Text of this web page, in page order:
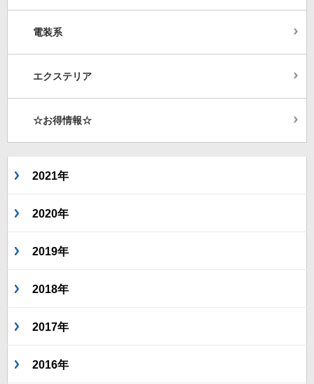
電装系
エクステリア
☆お得情報☆
2021年
2020年
2019年
2018年
2017年
2016年